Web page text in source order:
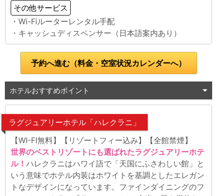
その他サービス
・Wi-Fiルーターレンタル手配
・キャッシュディスペンサー（日本語案内あり）
予約へ進む（料金・空室状況カレンダーへ）
ホテルおすすめポイント
ラグジュアリーホテル「ハレクラニ」
【WI-FI無料】【リゾートフィー込み】【全館禁煙】
世界のベストリゾートにも選ばれたラグジュアリーホテ
ル！ ハレクラニはハワイ語で「天国にふさわしい館」と
いう意味でホテル内装はホワイトを基調としたエレガン
トなデザインになっています。ファインダイニングのフ